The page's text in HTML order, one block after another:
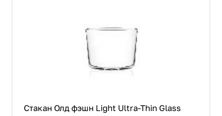
Сервис и монтаж
Доставка и оплата
Гарантия и возврат
О GRANBAZAR
Стакан Олд фэшн Light Ultra-Thin Glass